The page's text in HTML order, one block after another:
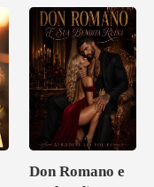
Don Romano e